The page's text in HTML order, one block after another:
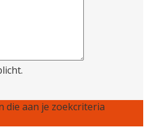
die aan je zoekcriteria